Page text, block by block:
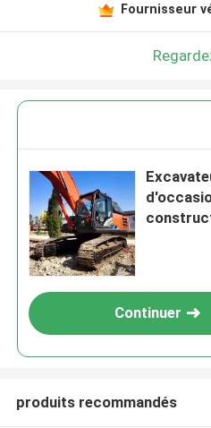
Fournisseur
Continuer
produits recommandés